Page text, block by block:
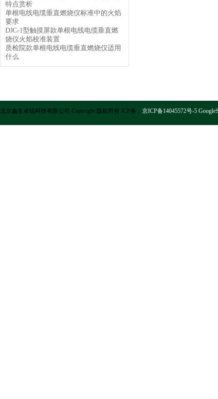
特点赏析
单根电线电缆垂直燃烧仪标准中的火焰
要求
DJC-1型触摸屏款单根电线电缆垂直燃
烧仪火焰校准装置
质检院款单根电线电缆垂直燃烧仪适用
什么
北京鑫生卓锐科技有限公司 Copyright 版权所有 ICP备： 京ICP备14045572号-5